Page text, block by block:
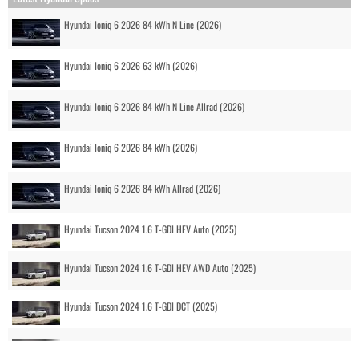
Hyundai Ioniq 6 2026 84 kWh N Line (2026)
Hyundai Ioniq 6 2026 63 kWh (2026)
Hyundai Ioniq 6 2026 84 kWh N Line Allrad (2026)
Hyundai Ioniq 6 2026 84 kWh (2026)
Hyundai Ioniq 6 2026 84 kWh Allrad (2026)
Hyundai Tucson 2024 1.6 T-GDI HEV Auto (2025)
Hyundai Tucson 2024 1.6 T-GDI HEV AWD Auto (2025)
Hyundai Tucson 2024 1.6 T-GDI DCT (2025)